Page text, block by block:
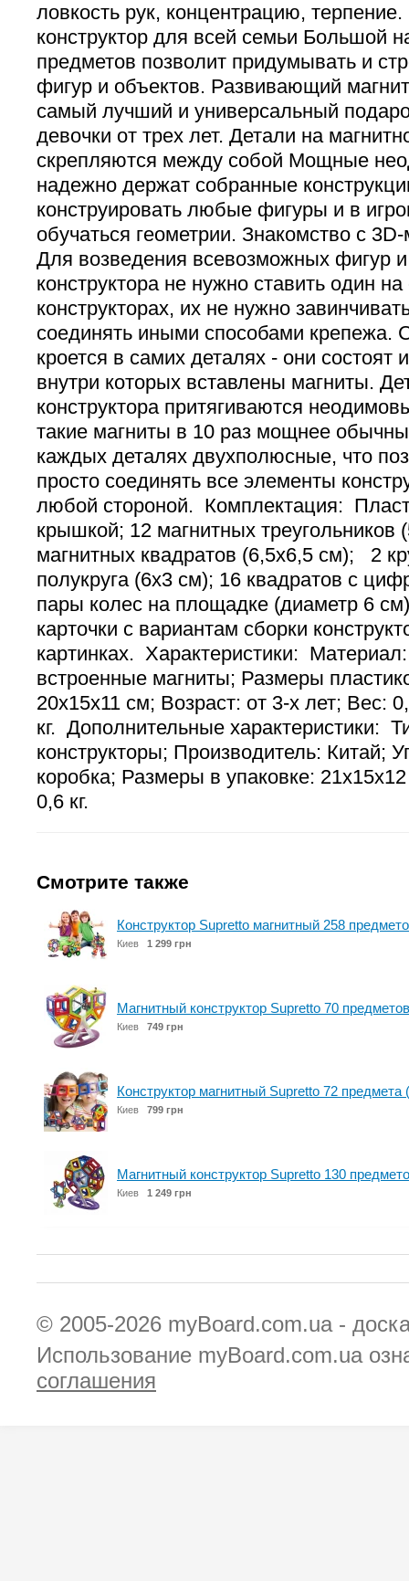
ловкость рук, концентрацию,
конструктор для всей семьи Большой
предметов позволит придумывать и
фигур и объектов. Развивающий
самый лучший и универсальный
девочки от трех лет. Детали на
скрепляются между собой Мощные
надежно держат собранные
конструировать любые фигуры и в
обучаться геометрии. Знакомство с
Для возведения всевозможных фигур
конструктора не нужно ставить один
конструкторах, их не нужно
соединять иными способами крепежа.
кроется в самих деталях - они состоят
внутри которых вставлены магниты.
конструктора притягиваются
такие магниты в 10 раз мощнее
каждых деталях двухполюсные, что
просто соединять все элементы
любой стороной. Комплектация:
крышкой; 12 магнитных треугольников
магнитных квадратов (6,5х6,5 см); 2
полукруга (6х3 см); 16 квадратов с
пары колес на площадке (диаметр 6
карточки с вариантам сборки
картинках. Характеристики:
встроенные магниты; Размеры
20х15х11 см; Возраст: от 3-х лет; Вес:
кг. Дополнительные характеристики:
конструкторы; Производитель: Китай;
коробка; Размеры в упаковке:
0,6 кг.
Смотрите также
Конструктор Supretto магнитный 258
Киев 1 299 грн
Магнитный конструктор Supretto 70
Киев 749 грн
Конструктор магнитный Supretto 72 предмета
Киев 799 грн
Магнитный конструктор Supretto 130
Киев 1 249 грн
© 2005-2026 myBoard.com.ua -
Использование myBoard.com.ua
соглашения